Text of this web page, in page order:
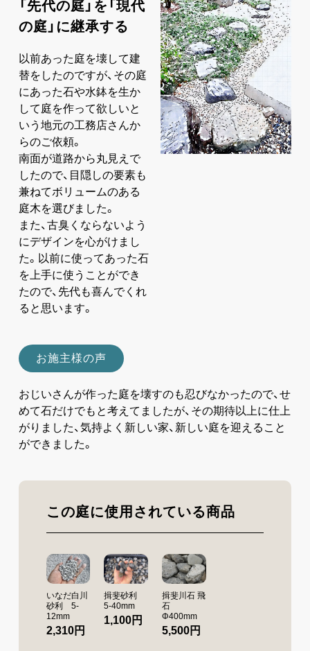
「先代の庭」を「現代
の庭」に継承する
以前あった庭を壊して建
替をしたのですが、その庭
にあった石や水鉢を生か
して庭を作って欲しいと
いう地元の工務店さんか
らのご依頼。
南面が道路から丸見えで
したので、目隠しの要素も
兼ねてボリュームのある
庭木を選びました。
また、古臭くならないよう
にデザインを心がけまし
た。以前に使ってあった石
を上手に使うことができ
たので、先代も喜んでくれ
ると思います。
お施主様の声
おじいさんが作った庭を壊すのも忍びなかったので、せ
めて石だけでもと考えてましたが、その期待以上に仕上
がりました、気持よく新しい家、新しい庭を迎えること
ができました。
この庭に使用されている商品
いなだ白川
砂利 5-
12mm
2,310円
揖斐砂利
5-40mm
1,100円
揖斐川石 飛
石
Φ400mm
5,500円